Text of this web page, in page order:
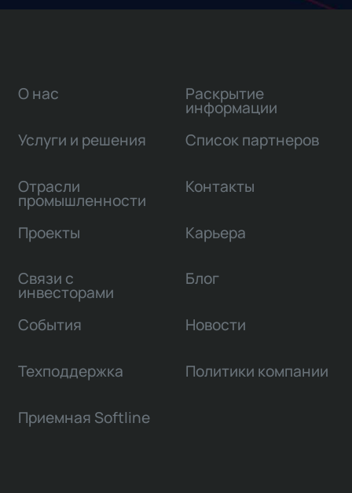
О нас
Услуги и решения
Отрасли
промышленности
Проекты
Связи с
инвесторами
Раскрытие
информации
Список партнеров
Контакты
Карьера
Блог
События Новости
Техподдержка Политики компании
Приемная Softline